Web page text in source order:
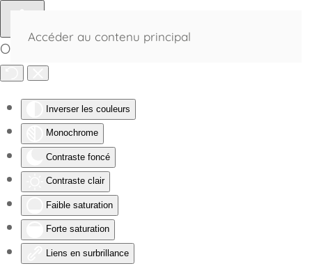
Outils d'accessibilité
Inverser les couleurs
Monochrome
Contraste foncé
Contraste clair
Faible saturation
Forte saturation
Liens en surbrillance
Accéder au contenu principal